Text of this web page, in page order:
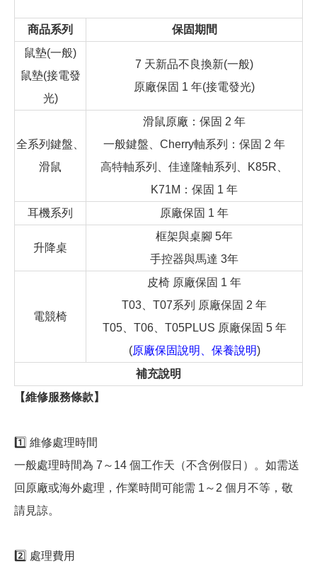
商品系列
保固期間
鼠墊(一般)
鼠墊(接電發
光)
7 天新品不良換新(一般)
原廠保固 1 年(接電發光)
全系列鍵盤、
滑鼠
滑鼠原廠：保固 2 年
一般鍵盤、Cherry軸系列：保固 2 年
高特軸系列、佳達隆軸系列、K85R、
K71M：保固 1 年
耳機系列
原廠保固 1 年
升降桌
框架與桌腳 5年
手控器與馬達 3年
電競椅
皮椅 原廠保固 1 年
T03、T07系列 原廠保固 2 年
T05、T06、T05PLUS 原廠保固 5 年
(原廠保固說明、保養說明)
補充說明
【維修服務條款】
1️⃣ 維修處理時間
一般處理時間為 7～14 個工作天（不含例假日）。如需送
回原廠或海外處理，作業時間可能需 1～2 個月不等，敬
請見諒。
2️⃣ 處理費用